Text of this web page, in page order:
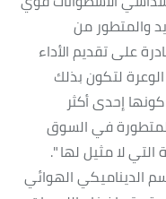
والمتطور من
قادرة على تقديم الأداء
لتكون بذلك
كونها إحدى أكثر
في السوق
التي لا مثيل لها ".
الديناميكي الهوائي